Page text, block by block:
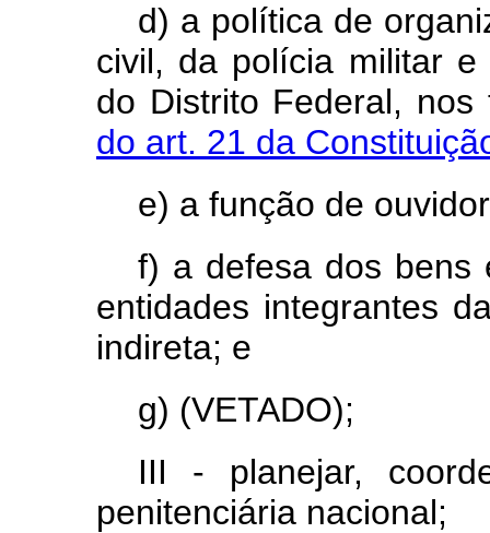
d) a política de
civil, da polícia militar
do Distrito Federal,
do art. 21 da
e) a função de
f) a defesa dos bens
entidades integrantes
indireta; e
g) (VETADO);
III - planejar,
penitenciária nacional;